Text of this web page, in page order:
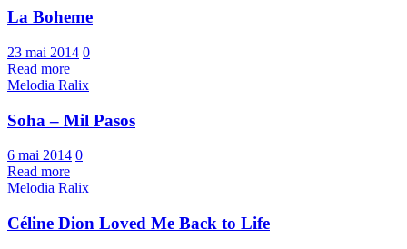
La Boheme
23 mai 2014 0
Read more
Melodia Ralix
Soha – Mil Pasos
6 mai 2014 0
Read more
Melodia Ralix
Céline Dion Loved Me Back to Life